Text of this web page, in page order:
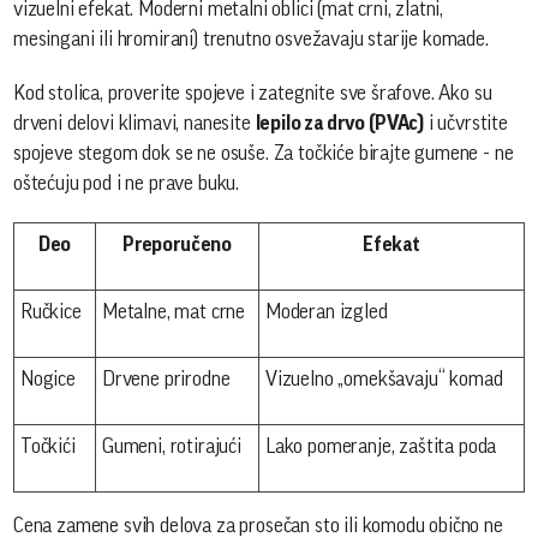
vizuelni efekat. Moderni metalni oblici (mat crni, zlatni,
mesingani ili hromirani) trenutno osvežavaju starije komade.
Kod stolica, proverite spojeve i zategnite sve šrafove. Ako su
drveni delovi klimavi, nanesite lepilo za drvo (PVAc) i učvrstite
spojeve stegom dok se ne osuše. Za točkiće birajte gumene - ne
oštećuju pod i ne prave buku.
Deo Preporučeno Efekat
Ručkice Metalne, mat crne Moderan izgled
Nogice Drvene prirodne Vizuelno „omekšavaju“ komad
Točkići Gumeni, rotirajući Lako pomeranje, zaštita poda
Cena zamene svih delova za prosečan sto ili komodu obično ne